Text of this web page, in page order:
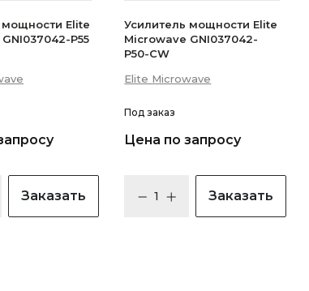
мощности Elite
P55
Заказать
Усилитель мощности Elite
Microwave GNI037042-
P50-CW
Elite Microwave
Под заказ
Цена по запросу
Заказать